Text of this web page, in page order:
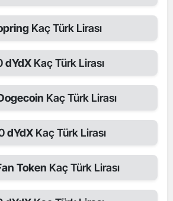
Kaç Türk Lirası
dYdX Kaç Türk Lirası
Kaç Türk Lirası
dYdX Kaç Türk Lirası
Token Kaç Türk Lirası